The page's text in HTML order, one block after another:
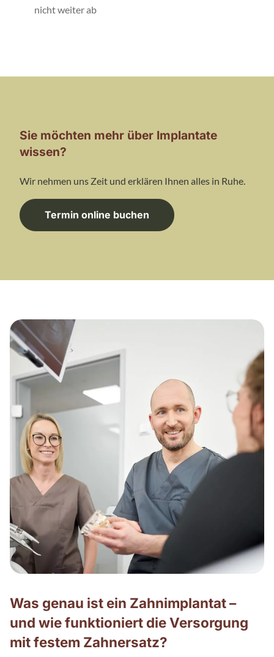
nicht weiter ab
Sie möchten mehr über Implantate
wissen?
Wir nehmen uns Zeit und erklären Ihnen alles in Ruhe.
Termin online buchen
Was genau ist ein Zahnimplantat –
und wie funktioniert die Versorgung
mit festem Zahnersatz?